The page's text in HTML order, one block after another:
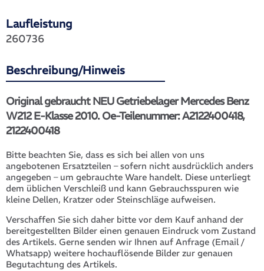
Laufleistung
260736
Beschreibung/Hinweis
Original gebraucht NEU Getriebelager Mercedes Benz
W212 E-Klasse 2010. Oe-Teilenummer: A2122400418,
2122400418
Bitte beachten Sie, dass es sich bei allen von uns
angebotenen Ersatzteilen – sofern nicht ausdrücklich anders
angegeben – um gebrauchte Ware handelt. Diese unterliegt
dem üblichen Verschleiß und kann Gebrauchsspuren wie
kleine Dellen, Kratzer oder Steinschläge aufweisen.
Verschaffen Sie sich daher bitte vor dem Kauf anhand der
bereitgestellten Bilder einen genauen Eindruck vom Zustand
des Artikels. Gerne senden wir Ihnen auf Anfrage (Email /
Whatsapp) weitere hochauflösende Bilder zur genauen
Begutachtung des Artikels.